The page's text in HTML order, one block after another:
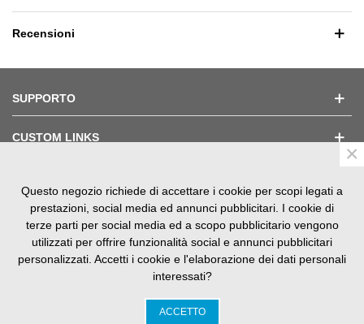
Recensioni
SUPPORTO
CUSTOM LINKS
TESTIMONIAL
02143400899
Questo negozio richiede di accettare i cookie per scopi legati a
prestazioni, social media ed annunci pubblicitari. I cookie di
terze parti per social media ed a scopo pubblicitario vengono
utilizzati per offrire funzionalità social e annunci pubblicitari
personalizzati. Accetti i cookie e l'elaborazione dei dati personali
interessati?
ACCETTO
×